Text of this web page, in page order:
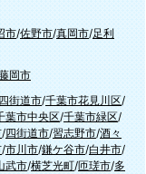
市/佐野市/真岡市/足利
岡市
四街道市/千葉市花見川区/
葉市中央区/千葉市緑区/
/四街道市/習志野市/酒々
/市川市/鎌ケ谷市/白井市/
武市/横芝光町/匝瑳市/多